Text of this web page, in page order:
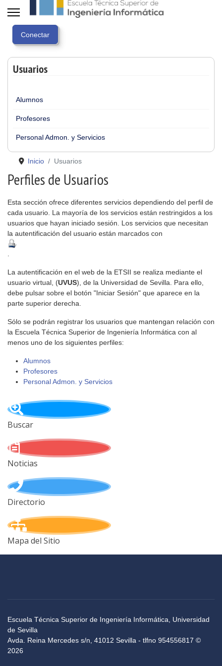
Usuarios
Alumnos
Profesores
Personal Admon. y Servicios
Inicio Usuarios
Perfiles de Usuarios
Esta sección ofrece diferentes servicios dependiendo del perfil de
cada usuario. La mayoría de los servicios están restringidos a los
usuarios que hayan iniciado sesión. Los servicios que necesitan
la autentificación del usuario están marcados con
La autentificación en el web de la ETSII se realiza mediante el
usuario virtual, (UVUS), de la Universidad de Sevilla. Para ello,
debe pulsar sobre el botón "Iniciar Sesión" que aparece en la
parte superior derecha.
Sólo se podrán registrar los usuarios que mantengan relación con
la Escuela Técnica Superior de Ingeniería Informática con al
menos uno de los siguientes perfiles:
Alumnos
Profesores
Personal Admon. y Servicios
Buscar
Noticias
Directorio
Mapa del Sitio
Escuela Técnica Superior de Ingeniería Informática, Universidad
de Sevilla
Avda. Reina Mercedes s/n, 41012 Sevilla - tlfno 954556817 ©
2026